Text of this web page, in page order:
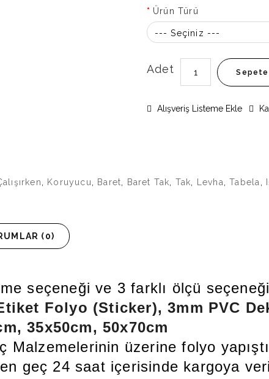
Ürün Türü
--- Seçiniz ---
Adet Sepete
Alışveriş Listeme Ekle
Koruyucu Baret Baret Tak Tak Levha ,Tabela
(0)
seçeneği ve 3 farklı ölçü seçeneği
Folyo (Sticker), 3mm PVC
35x50cm, 50x70cm
Malzemelerinin üzerine folyo
geç 24 saat içerisinde kargoya